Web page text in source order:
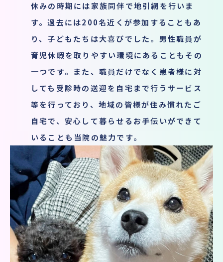
休みの時期には家族同伴で地引網を行いま
す。過去には200名近くが参加することもあ
り、子どもたちは大喜びでした。男性職員が
育児休暇を取りやすい環境にあることもその
一つです。また、職員だけでなく患者様に対
しても受診時の送迎を自宅まで行うサービス
等を行っており、地域の皆様が住み慣れたご
自宅で、安心して暮らせるお手伝いができて
いることも当院の魅力です。